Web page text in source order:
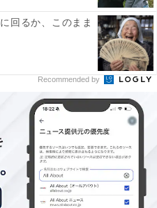
1877年に創設された長い
ル・アーツ教育に力を入
養や専門性を持って、幅
回るか、このまま
Recommended by